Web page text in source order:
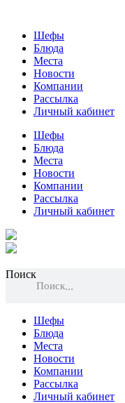
Шефы
Блюда
Места
Новости
Компании
Рассылка
Личный кабинет
Шефы
Блюда
Места
Новости
Компании
Рассылка
Личный кабинет
Поиск
Поиск
Шефы
Блюда
Места
Новости
Компании
Рассылка
Личный кабинет